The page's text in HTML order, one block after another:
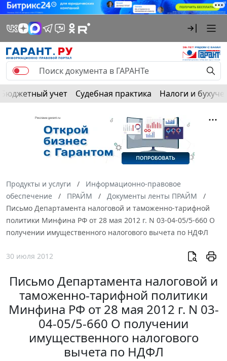
Бюджетный учет Судебная практика Налоги и
Продукты и услуги
Информационно-правовое
обеспечение
ПРАЙМ
Документы ленты ПРАЙМ
Письмо Департамента налоговой и таможенно-тарифной
политики Минфина РФ от 28 мая 2012 г. N 03-04-05/5-660 О
получении имущественного налогового вычета по НДФЛ
30 июля 2012
Письмо Департамента налоговой и
таможенно-тарифной политики
Минфина РФ от 28 мая 2012 г. N 03-
04-05/5-660 О получении
имущественного налогового
вычета по НДФЛ